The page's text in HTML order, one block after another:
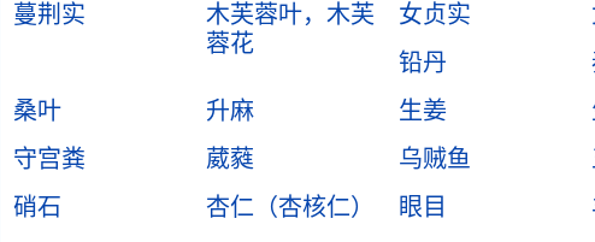
蔓荆实
木芙蓉叶，木芙
蓉花
女贞实
铅丹
桑叶
升麻 生姜
守宫粪
葳蕤 乌贼鱼
硝石
杏仁（杏核仁） 眼目